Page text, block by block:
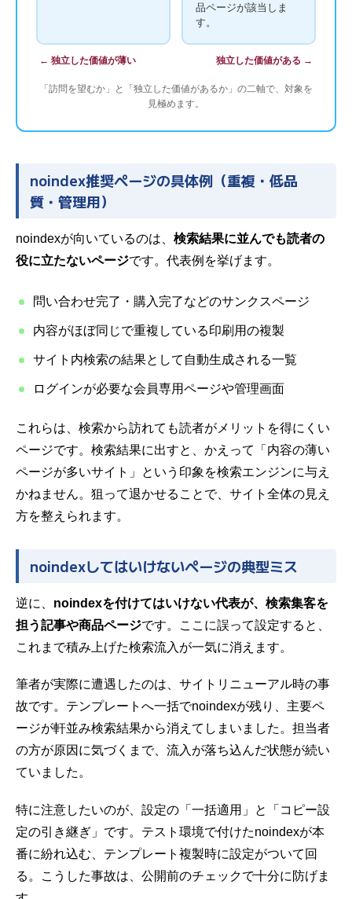
品ページが該当しま
す。
← 独立した価値が薄い 独立した価値がある →
「訪問を望むか」と「独立した価値があるか」の二軸で、対象を
見極めます。
noindex推奨ページの具体例（重複・低品
質・管理用）
noindexが向いているのは、 検索結果に並んでも読者の
役に立たないページです。代表例を挙げます。
問い合わせ完了・購入完了などのサンクスページ
内容がほぼ同じで重複している印刷用の複製
サイト内検索の結果として自動生成される一覧
ログインが必要な会員専用ページや管理画面
これらは、検索から訪れても読者がメリットを得にくい
ページです。検索結果に出すと、かえって「内容の薄い
ページが多いサイト」という印象を検索エンジンに与え
かねません。狙って退かせることで、サイト全体の見え
方を整えられます。
noindexしてはいけないページの典型ミス
逆に、 noindexを付けてはいけない代表が、検索集客を
担う記事や商品ページです。ここに誤って設定すると、
これまで積み上げた検索流入が一気に消えます。
筆者が実際に遭遇したのは、サイトリニューアル時の事
故です。 テンプレート へ一括でnoindexが残り、主要ペ
ージが軒並み検索結果から消えてしまいました。担当者
の方が原因に気づくまで、流入が落ち込んだ状態が続い
ていました。
特に注意したいのが、設定の「一括適用」と「コピー設
定の引き継ぎ 」です。テスト環境で付けたnoindexが本
番に紛れ込む、 テンプレート 複製時に設定がついて回
る。こうした事故は、公開前のチェックで十分に防げま